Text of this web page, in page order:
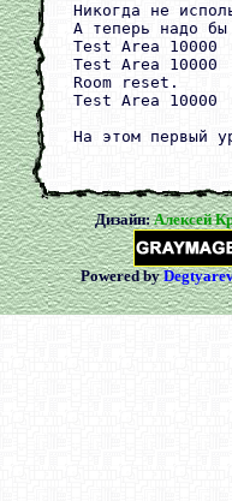
Никогда не
А теперь надо
Test Area
Test Area 10000
Room reset.
Test Area 10000
Дизайн:Алексей
Powered by